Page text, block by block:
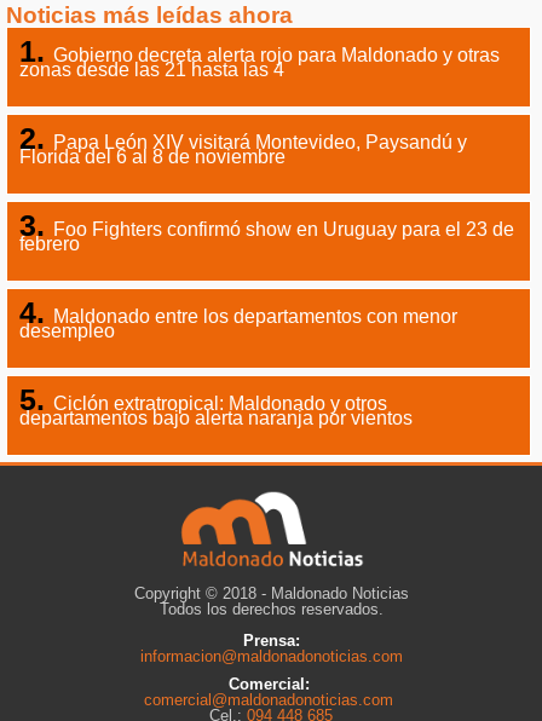
Noticias más leídas ahora
Gobierno decreta alerta rojo para Maldonado y otras
zonas desde las 21 hasta las 4
Papa León XIV visitará Montevideo, Paysandú y
Florida del 6 al 8 de noviembre
Foo Fighters confirmó show en Uruguay para el 23 de
febrero
Maldonado entre los departamentos con menor
desempleo
Ciclón extratropical: Maldonado y otros
departamentos bajo alerta naranja por vientos
Copyright © 2018 - Maldonado Noticias
Todos los derechos reservados.
Prensa:
informacion@maldonadonoticias.com
Comercial:
comercial@maldonadonoticias.com
Cel.: 094 448 685